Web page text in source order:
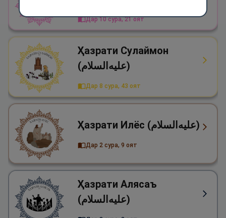
Дар 10 сура, 21 оят
Ҳазрати Сулаймон
(علیه‌السلام)
Дар 8 сура, 43 оят
Ҳазрати Илёс (علیه‌السلام)
Дар 2 сура, 9 оят
Ҳазрати Алясаъ
(علیه‌السلام)